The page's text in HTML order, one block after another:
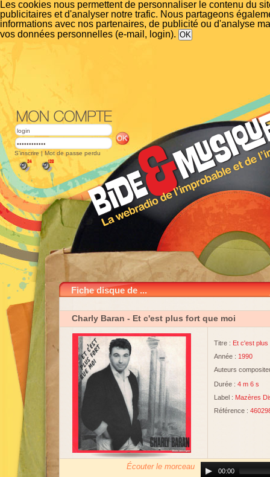
Les cookies nous permettent de personnaliser le contenu du
publicitaires et d'analyser notre trafic. Nous partageons
informations avec nos partenaires, de publicité ou d'analyse
vos données personnelles (e-mail, login).
S'inscrire | Mot de passe perdu
Fiche disque de ...
Charly Baran - Et c'est plus fort que moi
Titre : Et c'est plus
Année : 1990
Auteurs
Durée : 4 m 6 s
Label : Mazères
Référence :
Écouter le morceau
Player00:00